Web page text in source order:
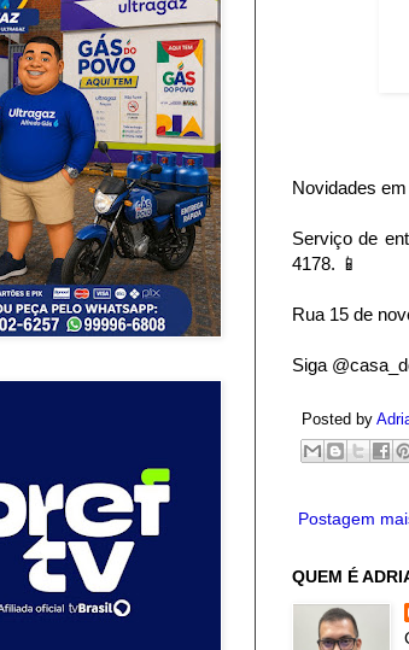
Novidades
Serviço de
4178. 📱
Rua 15 de
Siga
Posted by
Postagem
QUEM É